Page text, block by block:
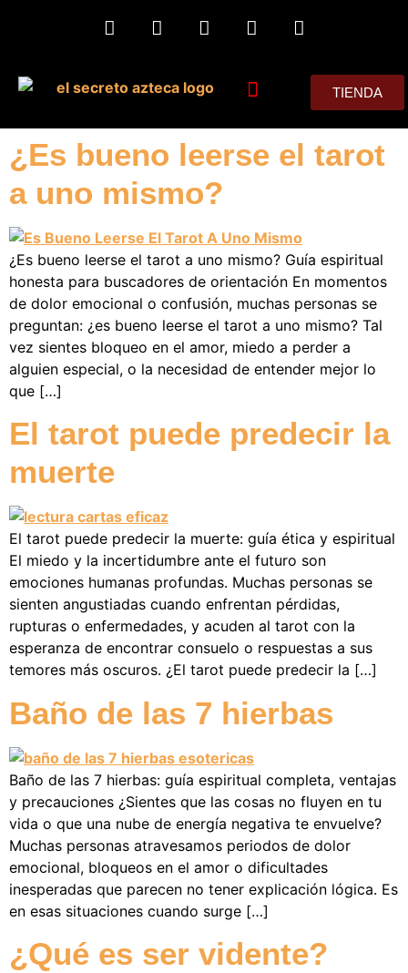
TIENDA
¿Es bueno leerse el tarot
a uno mismo?
¿Es bueno leerse el tarot a uno mismo? Guía espiritual
honesta para buscadores de orientación En momentos
de dolor emocional o confusión, muchas personas se
preguntan: ¿es bueno leerse el tarot a uno mismo? Tal
vez sientes bloqueo en el amor, miedo a perder a
alguien especial, o la necesidad de entender mejor lo
que […]
El tarot puede predecir la
muerte
El tarot puede predecir la muerte: guía ética y espiritual
El miedo y la incertidumbre ante el futuro son
emociones humanas profundas. Muchas personas se
sienten angustiadas cuando enfrentan pérdidas,
rupturas o enfermedades, y acuden al tarot con la
esperanza de encontrar consuelo o respuestas a sus
temores más oscuros. ¿El tarot puede predecir la […]
Baño de las 7 hierbas
Baño de las 7 hierbas: guía espiritual completa, ventajas
y precauciones ¿Sientes que las cosas no fluyen en tu
vida o que una nube de energía negativa te envuelve?
Muchas personas atravesamos periodos de dolor
emocional, bloqueos en el amor o dificultades
inesperadas que parecen no tener explicación lógica. Es
en esas situaciones cuando surge […]
¿Qué es ser vidente?